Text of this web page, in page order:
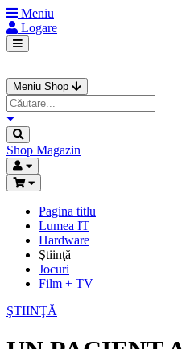
Meniu
Logare
Meniu Shop
Shop Magazin
Pagina titlu
Lumea IT
Hardware
Ştiinţă
Jocuri
Film + TV
ŞTIINŢĂ